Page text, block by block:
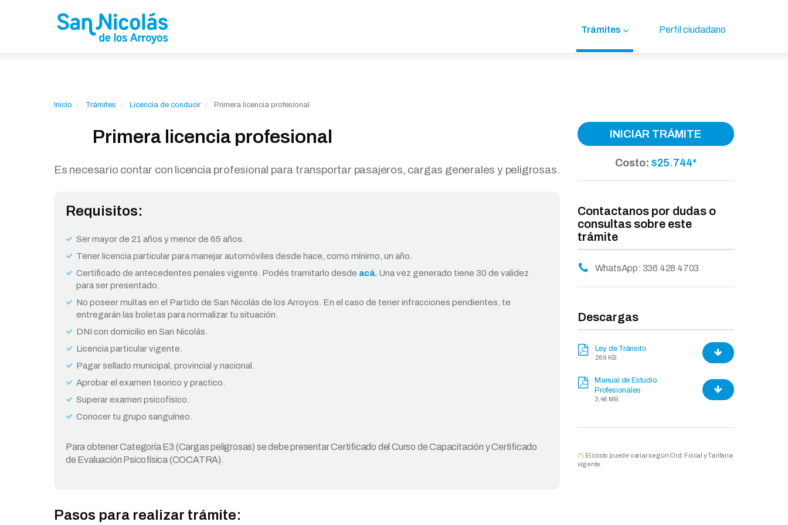
Trámites Perfil ciudadano
Inicio Trámites Licencia de conducir Primera licencia profesional
Primera licencia profesional
Es necesario contar con licencia profesional para transportar pasajeros, cargas generales y peligrosas.
Requisitos:
Ser mayor de 21 años y menor de 65 años.
Tener licencia particular para manejar automóviles desde hace, como mínimo, un año.
Certificado de antecedentes penales vigente. Podés tramitarlo desde acá. Una vez generado tiene 30 de validez
para ser presentado.
No poseer multas en el Partido de San Nicolás de los Arroyos. En el caso de tener infracciones pendientes, te
entregarán las boletas para normalizar tu situación.
DNI con domicilio en San Nicolás.
Licencia particular vigente.
Pagar sellado municipal, provincial y nacional.
Aprobar el examen teorico y practico.
Superar examen psicofísico.
Conocer tu grupo sanguíneo.
Para obtener Categoría E3 (Cargas peligrosas) se debe presentar Certificado del Curso de Capacitación y Certificado
de Evaluación Psicofísica (COCATRA).
Pasos para realizar trámite:
INICIAR TRÁMITE
Costo: $25.744*
Contactanos por dudas o
consultas sobre este
trámite
WhatsApp: 336 428 4703
Descargas
Ley de Tránsito
269 KB
Manual de Estudio
Profesionales
3,46 MB
(*) El costo puede variar según Ord. Fiscal y Tarifaria
vigente.